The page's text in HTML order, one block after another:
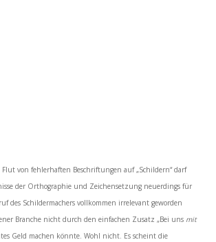
von fehlerhaften Beschriftungen auf „Schildern“ darf
der Orthographie und Zeichensetzung neuerdings für
des Schildermachers vollkommen irrelevant geworden
Branche nicht durch den einfachen Zusatz „Bei uns mit
Geld machen könnte. Wohl nicht. Es scheint die